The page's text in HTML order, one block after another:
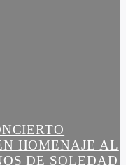
HOMENAJE AL
DE SOLEDAD